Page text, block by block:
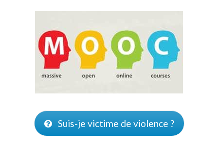
Suis-je victime de violence ?